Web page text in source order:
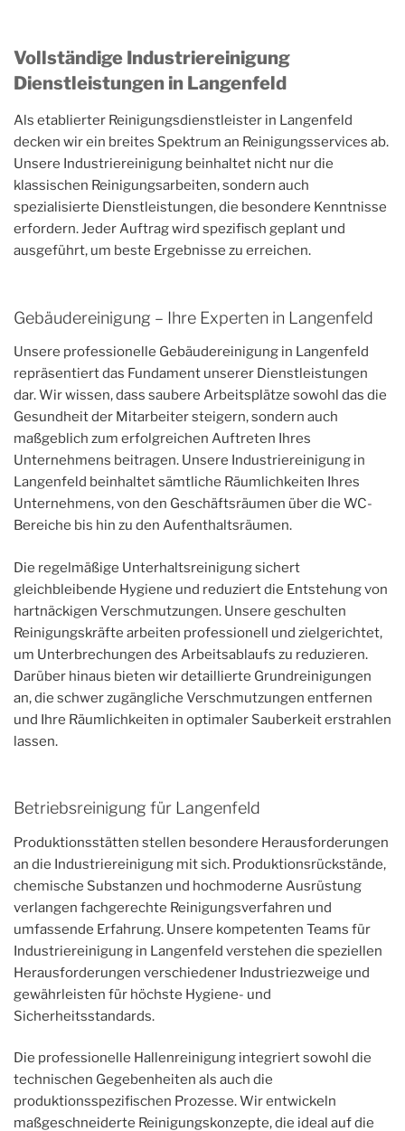
Vollständige Industriereinigung
Dienstleistungen in Langenfeld
Als etablierter Reinigungsdienstleister in Langenfeld
decken wir ein breites Spektrum an Reinigungsservices ab.
Unsere Industriereinigung beinhaltet nicht nur die
klassischen Reinigungsarbeiten, sondern auch
spezialisierte Dienstleistungen, die besondere Kenntnisse
erfordern. Jeder Auftrag wird spezifisch geplant und
ausgeführt, um beste Ergebnisse zu erreichen.
Gebäudereinigung – Ihre Experten in Langenfeld
Unsere professionelle Gebäudereinigung in Langenfeld
repräsentiert das Fundament unserer Dienstleistungen
dar. Wir wissen, dass saubere Arbeitsplätze sowohl das die
Gesundheit der Mitarbeiter steigern, sondern auch
maßgeblich zum erfolgreichen Auftreten Ihres
Unternehmens beitragen. Unsere Industriereinigung in
Langenfeld beinhaltet sämtliche Räumlichkeiten Ihres
Unternehmens, von den Geschäftsräumen über die WC-
Bereiche bis hin zu den Aufenthaltsräumen.
Die regelmäßige Unterhaltsreinigung sichert
gleichbleibende Hygiene und reduziert die Entstehung von
hartnäckigen Verschmutzungen. Unsere geschulten
Reinigungskräfte arbeiten professionell und zielgerichtet,
um Unterbrechungen des Arbeitsablaufs zu reduzieren.
Darüber hinaus bieten wir detaillierte Grundreinigungen
an, die schwer zugängliche Verschmutzungen entfernen
und Ihre Räumlichkeiten in optimaler Sauberkeit erstrahlen
lassen.
Betriebsreinigung für Langenfeld
Produktionsstätten stellen besondere Herausforderungen
an die Industriereinigung mit sich. Produktionsrückstände,
chemische Substanzen und hochmoderne Ausrüstung
verlangen fachgerechte Reinigungsverfahren und
umfassende Erfahrung. Unsere kompetenten Teams für
Industriereinigung in Langenfeld verstehen die speziellen
Herausforderungen verschiedener Industriezweige und
gewährleisten für höchste Hygiene- und
Sicherheitsstandards.
Die professionelle Hallenreinigung integriert sowohl die
technischen Gegebenheiten als auch die
produktionsspezifischen Prozesse. Wir entwickeln
maßgeschneiderte Reinigungskonzepte, die ideal auf die